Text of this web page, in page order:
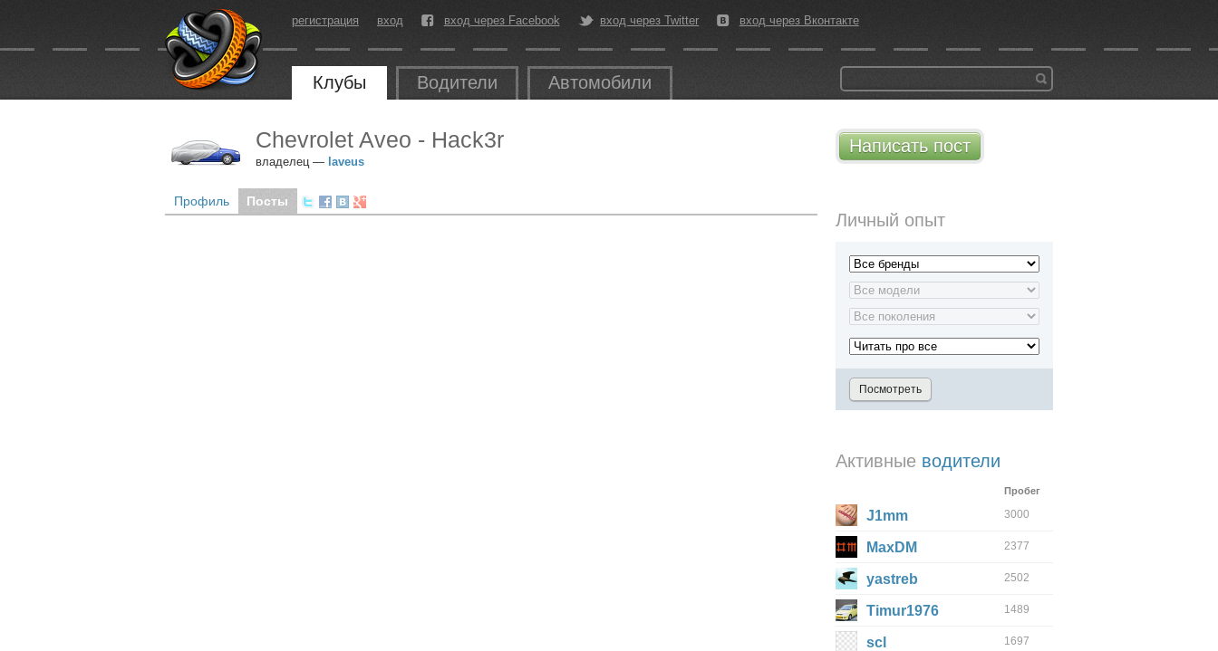
регистрация вход вход через Facebook вход через Twitter вход через Вконтакте
Клубы Водители Автомобили
Написать пост
Личный опыт
Активные водители
Пробег
J1mm 3000
MaxDM 2377
yastreb 2502
Timur1976 1489
scl 1697
Chevrolet Aveo - Hack3r
владелец — laveus
Профиль Посты